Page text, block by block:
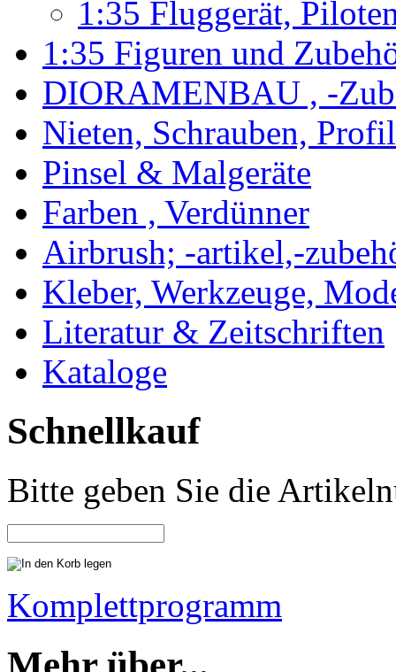
1:35 Fluggerät,
1:35 Figuren und
DIORAMENBAU , -
Nieten, Schrauben,
Pinsel & Malgeräte
Farben , Verdünner
Airbrush; -artikel,-
Kleber, Werkzeuge,
Literatur & Zeitschriften
Kataloge
Schnellkauf
Bitte geben Sie die
Komplettprogramm